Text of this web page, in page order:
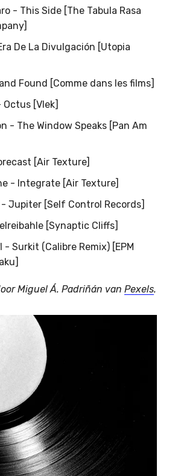
- This Side [The Tabula Rasa
De La Divulgación [Utopia
Found [Comme dans les films]
Octus [Vlek]
- The Window Speaks [Pan Am
[Air Texture]
- Integrate [Air Texture]
Jupiter [Self Control Records]
[Synaptic Cliffs]
- Surkit (Calibre Remix) [EPM
Miguel Á. Padriñán van Pexels.